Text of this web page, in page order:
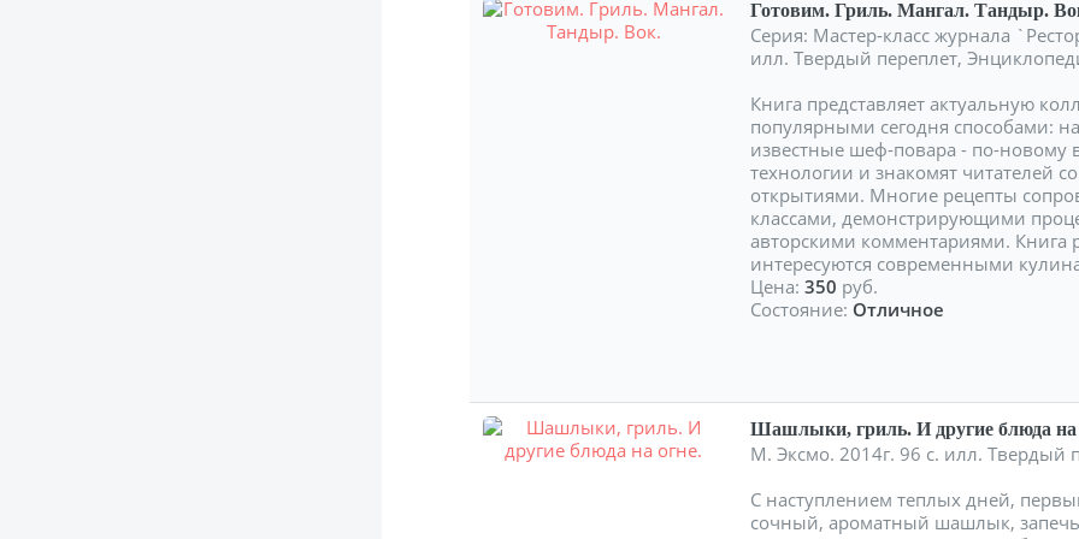
Готовим. Гриль. Мангал. Тандыр.
Серия: Мастер-класс журнала
илл. Твердый переплет,
Книга представляет актуальную
популярными сегодня способами:
известные шеф-повара - по-новому
технологии и знакомят читателей
открытиями. Многие рецепты
классами, демонстрирующими
авторскими комментариями. Книга
интересуются современными
Цена:350 руб.
Состояние: Отличное
Шашлыки, гриль. И другие блюда на
М. Эксмо. 2014г. 96 с. илл. Твердый
С наступлением теплых дней,
сочный, ароматный шашлык,